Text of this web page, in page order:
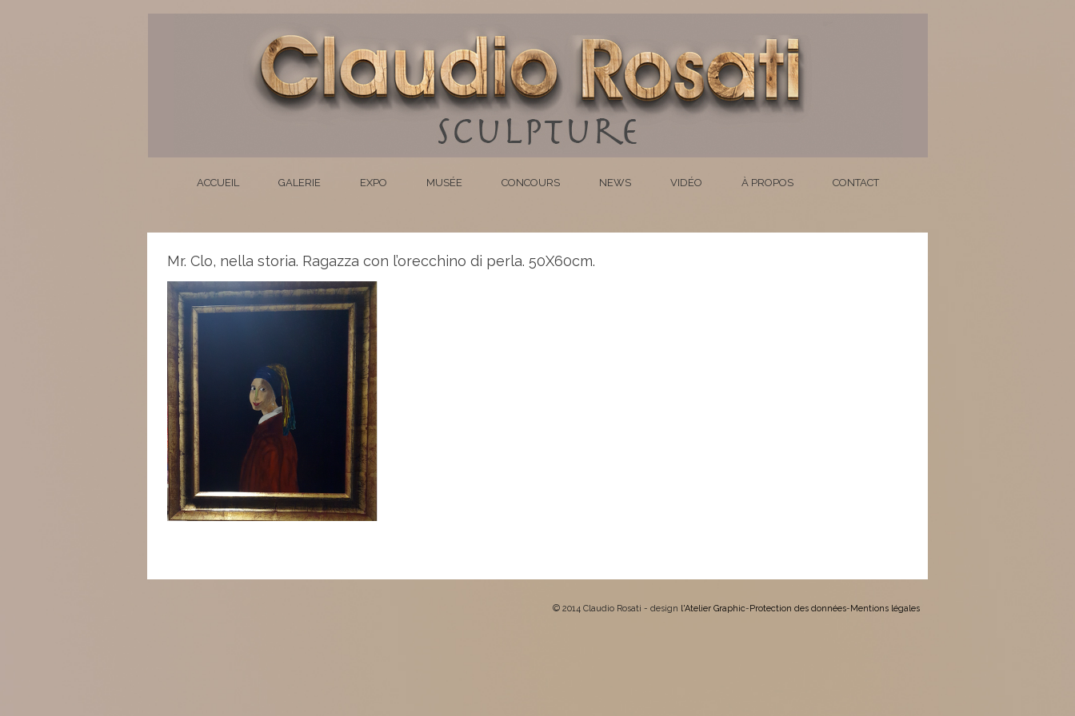
ACCUEIL GALERIE EXPO MUSÉE CONCOURS NEWS VIDÉO À PROPOS CONTACT
Mr. Clo, nella storia. Ragazza con l’orecchino di perla. 50X60cm.
© 2014 Claudio Rosati - design l'Atelier Graphic-Protection des données-Mentions légales